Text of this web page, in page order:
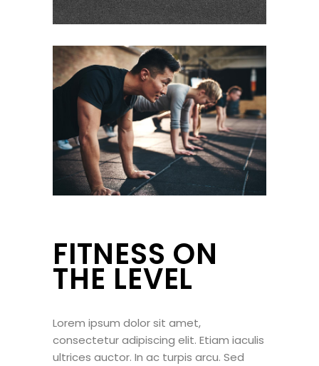
FITNESS ON
THE LEVEL
Lorem ipsum dolor sit amet,
consectetur adipiscing elit. Etiam iaculis
ultrices auctor. In ac turpis arcu. Sed